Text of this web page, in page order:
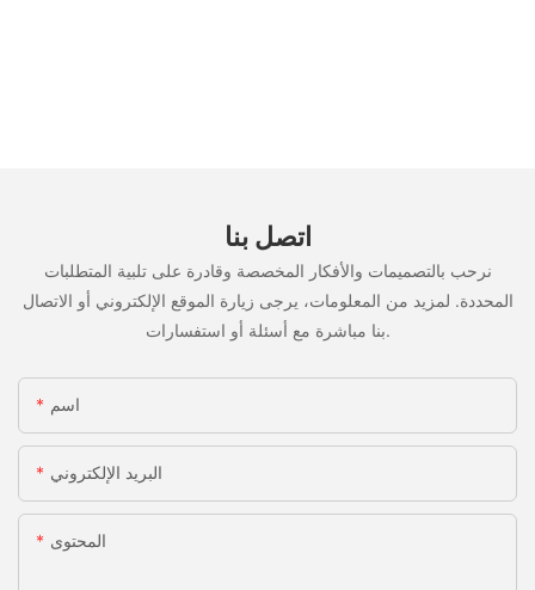
اتصل بنا
نرحب بالتصميمات والأفكار المخصصة وقادرة على تلبية المتطلبات
المحددة. لمزيد من المعلومات، يرجى زيارة الموقع الإلكتروني أو الاتصال
بنا مباشرة مع أسئلة أو استفسارات.
اسم
البريد الإلكتروني
المحتوى